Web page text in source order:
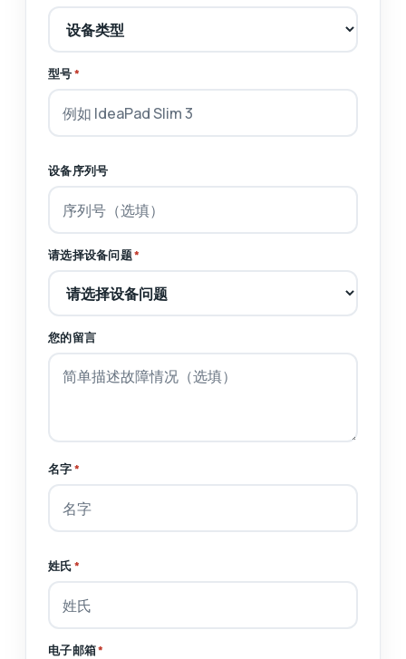
型号*
设备序列号
请选择设备问题*
您的留言
名字*
姓氏*
电子邮箱*